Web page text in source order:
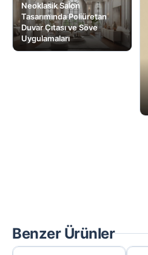
Neoklasik Salon
Tasarımında Poliüretan
Duvar Çıtası ve Söve
Uygulamaları
Benzer Ürünler